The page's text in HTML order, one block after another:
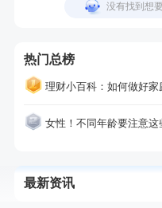
没有找到想
热门总榜
理财小百科：如何做好家
女性！不同年龄要注意这些疾病！40岁的
最新资讯